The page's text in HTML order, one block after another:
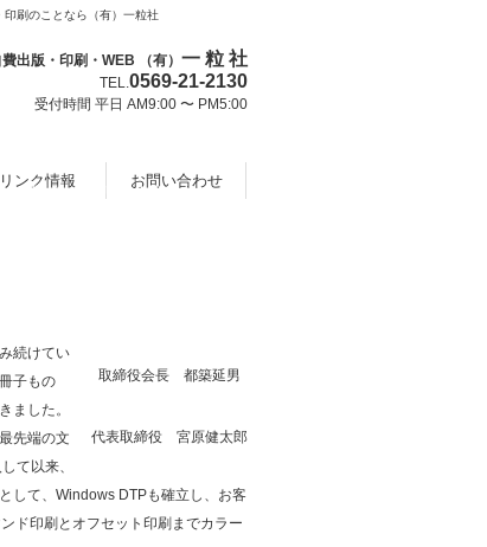
刷のことなら（有）一粒社
費出版・印刷・WEB （有） 一 粒 社
TEL.0569-21-2130
受付時間 平日 AM9:00 〜 PM5:00
リンク情報 お問い合わせ
の夢をプリントします
取締役会長 都築延男
代表取締役 宮原健太郎
続けてい
子もの
ました。
先端の文
て以来、
して、Windows DTPも確立し、お客
ド印刷とオフセット印刷までカラー